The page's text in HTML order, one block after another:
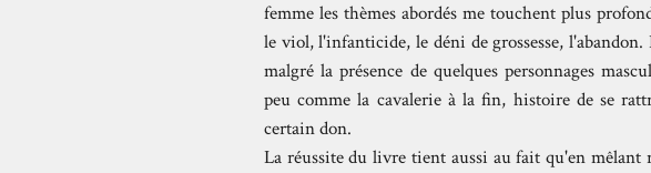
femme les thèmes abordés me touchent plus
le viol, l'infanticide, le déni de grossesse,
malgré la présence de quelques personnages
peu comme la cavalerie à la fin, histoire de se
certain don.
La réussite du livre tient aussi au fait qu'en